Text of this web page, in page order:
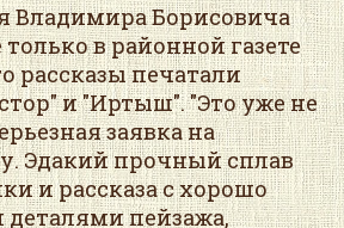
Владимира Борисовича
в районной газете
рассказы печатали
и "Иртыш". "Это уже не
заявка на
Эдакий прочный сплав
и рассказа с хорошо
пейзажа,